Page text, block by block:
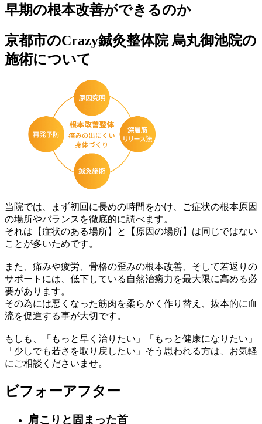
早期の根本改善ができるのか
京都市のCrazy鍼灸整体院 烏丸御池院の
施術について
当院では、まず初回に長めの時間をかけ、ご症状の根本原因
の場所やバランスを徹底的に調べます。
それは 【症状のある場所】と【原因の場所】は同じではない
ことが多いためです。
また、痛みや疲労、骨格の歪みの根本改善、そして若返りの
サポートには、 低下している自然治癒力を最大限に高める必
要があります。
その為には悪くなった筋肉を柔らかく作り替え、抜本的に血
流を促進する事が大切です。
もしも、「もっと早く治りたい」「もっと健康になりたい」
「少しでも若さを取り戻したい」そう思われる方は、お気軽
にご相談くださいませ。
ビフォーアフター
肩こりと固まった首